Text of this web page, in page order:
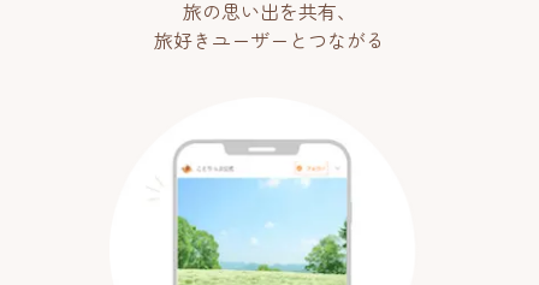
旅の思い出を共有、
旅好きユーザーとつながる